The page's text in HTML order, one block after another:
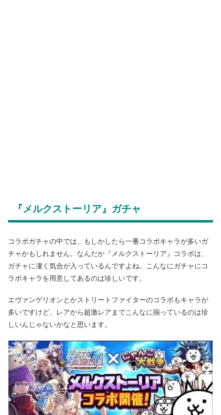
『メルクストーリア』ガチャ
コラボガチャの中では、もしかしたら一番コラボキャラが多いガ
チャかもしれません。なんだか『メルクストーリア』コラボは、
ガチャに凄く気合が入っているんですよね。こんなにガチャにコ
ラボキャラを用意してあるのは珍しいです。
エヴァンゲリオンとかストリートファイターのコラボもキャラが
多いですけど、レアから超激レアまでこんなに揃っているのは珍
しいんじゃないかなと思います。